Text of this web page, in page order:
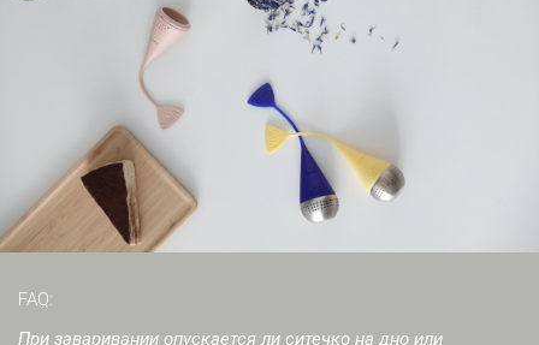
FAQ:
При заваривании опускается ли ситечко на дно или